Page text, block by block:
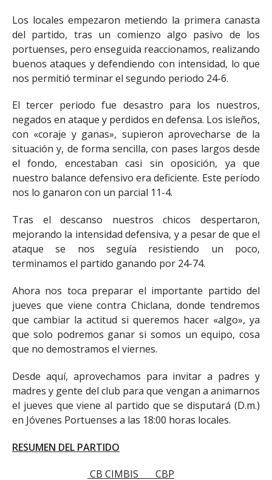
Los locales empezaron metiendo la primera canasta
del partido, tras un comienzo algo pasivo de los
portuenses, pero enseguida reaccionamos, realizando
buenos ataques y defendiendo con intensidad, lo que
nos permitió terminar el segundo periodo 24-6.
El tercer periodo fue desastro para los nuestros,
negados en ataque y perdidos en defensa. Los isleños,
con «coraje y ganas», supieron aprovecharse de la
situación y, de forma sencilla, con pases largos desde
el fondo, encestaban casi sin oposición, ya que
nuestro balance defensivo era deficiente. Este período
nos lo ganaron con un parcial 11-4.
Tras el descanso nuestros chicos despertaron,
mejorando la intensidad defensiva, y a pesar de que el
ataque se nos seguía resistiendo un poco,
terminamos el partido ganando por 24-74.
Ahora nos toca preparar el importante partido del
jueves que viene contra Chiclana, donde tendremos
que cambiar la actitud si queremos hacer «algo», ya
que solo podremos ganar si somos un equipo, cosa
que no demostramos el viernes.
Desde aquí, aprovechamos para invitar a padres y
madres y gente del club para que vengan a animarnos
el jueves que viene al partido que se disputará (D.m.)
en Jóvenes Portuenses a las 18:00 horas locales.
RESUMEN DEL PARTIDO
CB CIMBIS CBP